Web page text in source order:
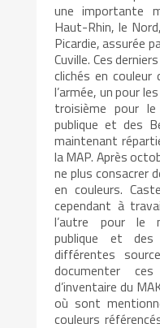
une importante
Haut-Rhin, le
Picardie, assurée
Cuville. Ces
clichés en
l’armée, un pour
troisième pour
publique et des
maintenant
la MAP. Après
ne plus consacrer
en couleurs.
cependant à
l’autre pour le
publique et des
différentes
documenter
d’inventaire du
où sont
couleurs